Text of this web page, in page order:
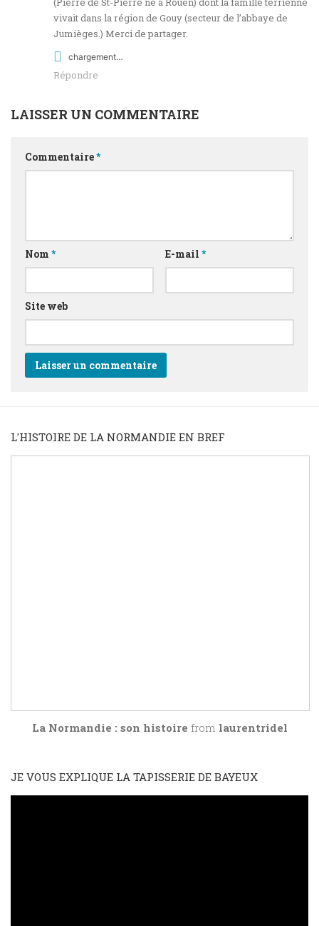
vivait dans la région de Gouy (secteur de l’abbaye de
Jumièges.) Merci de partager.
chargement…
Répondre
LAISSER UN COMMENTAIRE
Commentaire*
Nom * E-mail *
Site web
L'HISTOIRE DE LA NORMANDIE EN BREF
La Normandie : son histoire from laurentridel
JE VOUS EXPLIQUE LA TAPISSERIE DE BAYEUX